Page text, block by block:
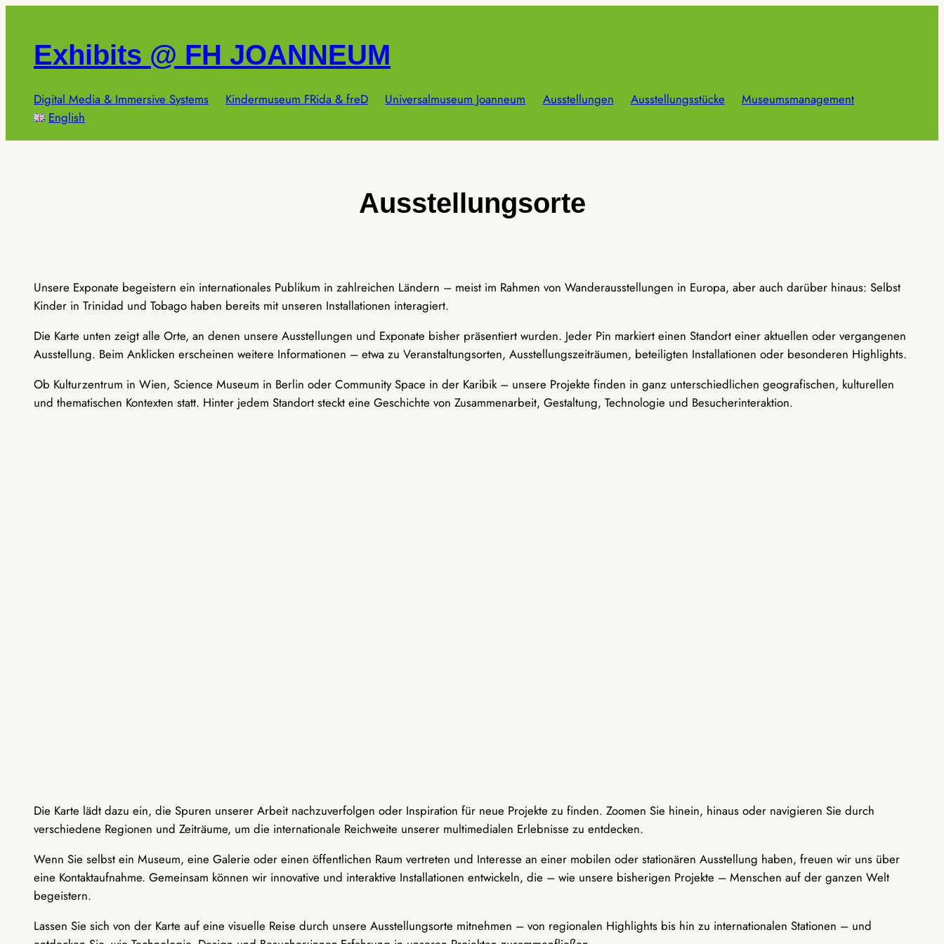
springenExhibits @ FH JOANNEUM
Digital Media & Immersive Systems Kindermuseum FRida & freD Universalmuseum Joanneum Ausstellungen Ausstellungsstücke
Museumsmanagement
English
Ausstellungsorte
Unsere Exponate begeistern ein internationales Publikum in zahlreichen Ländern – meist im Rahmen von Wanderausstellungen in Europa, aber auch darüber hinaus: Selbst
Kinder in Trinidad und Tobago haben bereits mit unseren Installationen interagiert.
Die Karte unten zeigt alle Orte, an denen unsere Ausstellungen und Exponate bisher präsentiert wurden. Jeder Pin markiert einen Standort einer aktuellen oder vergangenen
Ausstellung. Beim Anklicken erscheinen weitere Informationen – etwa zu Veranstaltungsorten, Ausstellungszeiträumen, beteiligten Installationen oder besonderen Highlights.
Ob Kulturzentrum in Wien, Science Museum in Berlin oder Community Space in der Karibik – unsere Projekte finden in ganz unterschiedlichen geografischen, kulturellen
und thematischen Kontexten statt. Hinter jedem Standort steckt eine Geschichte von Zusammenarbeit, Gestaltung, Technologie und Besucherinteraktion.
Die Karte lädt dazu ein, die Spuren unserer Arbeit nachzuverfolgen oder Inspiration für neue Projekte zu finden. Zoomen Sie hinein, hinaus oder navigieren Sie durch
verschiedene Regionen und Zeiträume, um die internationale Reichweite unserer multimedialen Erlebnisse zu entdecken.
Wenn Sie selbst ein Museum, eine Galerie oder einen öffentlichen Raum vertreten und Interesse an einer mobilen oder stationären Ausstellung haben, freuen wir uns über
eine Kontaktaufnahme. Gemeinsam können wir innovative und interaktive Installationen entwickeln, die – wie unsere bisherigen Projekte – Menschen auf der ganzen Welt
begeistern.
Lassen Sie sich von der Karte auf eine visuelle Reise durch unsere Ausstellungsorte mitnehmen – von regionalen Highlights bis hin zu internationalen Stationen – und